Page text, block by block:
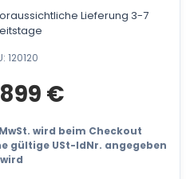
Lieferung 3-7
120120
Ursprünglicher
Preis
1.120 €
899 €Preis
899 €.
wird beim Checkout
gültige USt-IdNr. angegeben
wird